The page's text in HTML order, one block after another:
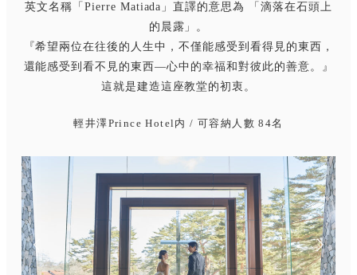
英文名稱「Pierre Matiada」直譯的意思為 「滴落在石頭上
的晨露」。
『希望兩位在往後的人生中，不僅能感受到看得見的東西，
還能感受到看不見的東西—心中的幸福和對彼此的善意。』
這就是建造這座教堂的初衷。
輕井澤Prince Hotel内 / 可容納人數 84名